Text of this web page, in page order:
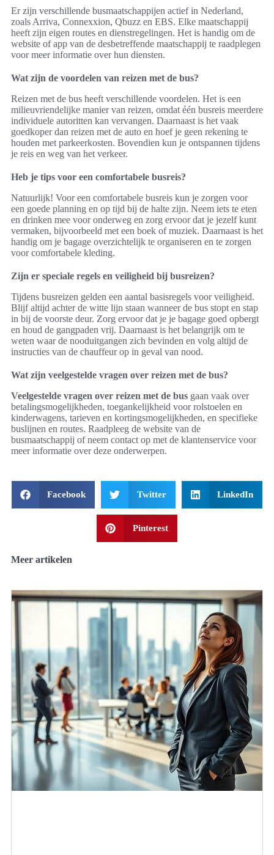
Er zijn verschillende busmaatschappijen actief in Nederland,
zoals Arriva, Connexxion, Qbuzz en EBS. Elke maatschappij
heeft zijn eigen routes en dienstregelingen. Het is handig om de
website of app van de desbetreffende maatschappij te raadplegen
voor meer informatie over hun diensten.
Wat zijn de voordelen van reizen met de bus?
Reizen met de bus heeft verschillende voordelen. Het is een
milieuvriendelijke manier van reizen, omdat één busreis meerdere
individuele autoritten kan vervangen. Daarnaast is het vaak
goedkoper dan reizen met de auto en hoef je geen rekening te
houden met parkeerkosten. Bovendien kun je ontspannen tijdens
je reis en weg van het verkeer.
Heb je tips voor een comfortabele busreis?
Natuurlijk! Voor een comfortabele busreis kun je zorgen voor
een goede planning en op tijd bij de halte zijn. Neem iets te eten
en drinken mee voor onderweg en zorg ervoor dat je jezelf kunt
vermaken, bijvoorbeeld met een boek of muziek. Daarnaast is het
handig om je bagage overzichtelijk te organiseren en te zorgen
voor comfortabele kleding.
Zijn er speciale regels en veiligheid bij busreizen?
Tijdens busreizen gelden een aantal basisregels voor veiligheid.
Blijf altijd achter de witte lijn staan wanneer de bus stopt en stap
in bij de voorste deur. Zorg ervoor dat je je bagage goed opbergt
en houd de gangpaden vrij. Daarnaast is het belangrijk om te
weten waar de nooduitgangen zich bevinden en volg altijd de
instructies van de chauffeur op in geval van nood.
Wat zijn veelgestelde vragen over reizen met de bus?
Veelgestelde vragen over reizen met de bus gaan vaak over
betalingsmogelijkheden, toegankelijkheid voor rolstoelen en
kinderwagens, tarieven en kortingsmogelijkheden, en specifieke
buslijnen en routes. Raadpleeg de website van de
busmaatschappij of neem contact op met de klantenservice voor
meer informatie over deze onderwerpen.
Facebook Twitter LinkedIn
Pinterest
Meer artikelen